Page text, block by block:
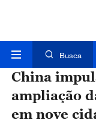
Busca
China
ampliação
em nove